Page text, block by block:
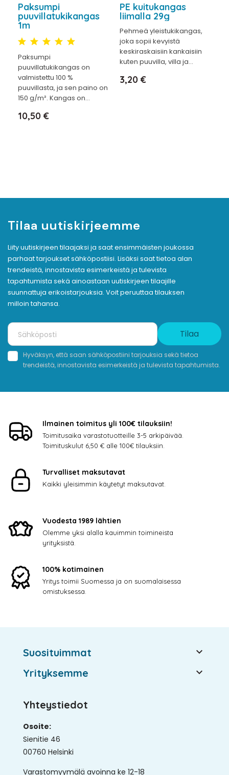
Paksumpi
puuvillatukikangas
1m
Paksumpi
puuvillatukikangas on
valmistettu 100 %
puuvillasta, ja sen paino on
150 g/m². Kangas on...
Hinta
10,50 €
PE kuitukangas
liimalla 29g
Pehmeä yleistukikangas,
joka sopii kevyistä
keskiraskaisiin kankaisiin
kuten puuvilla, villa ja...
Hinta
3,20 €
Tilaa uutiskirjeemme
Liity uutiskirjeen tilaajaksi ja saat ensimmäisten joukossa
parhaat tarjoukset sähköpostiisi. Lisäksi saat tietoa alan
trendeistä, innostavista esimerkeistä ja tulevista
tapahtumista sekä ainoastaan uutiskirjeen tilaajille
suunnattuja erikoistarjouksia. Voit peruuttaa tilauksen
milloin tahansa.
Tilaa
Hyväksyn, että saan sähköpostiini tarjouksia sekä tietoa
trendeistä, innostavista esimerkeistä ja tulevista tapahtumista.
Ilmainen toimitus yli 100€ tilauksiin!
Toimitusaika varastotuotteille 3-5 arkipäivää.
Toimituskulut 6,50 € alle 100€ tilauksiin.
Turvalliset maksutavat
Kaikki yleisimmin käytetyt maksutavat.
Vuodesta 1989 lähtien
Olemme yksi alalla kauimmin toimineista
yrityksistä.
100% kotimainen
Yritys toimii Suomessa ja on suomalaisessa
omistuksessa.
Suosituimmat 
Yrityksemme 
Yhteystiedot
Osoite:
Sienitie 46
00760 Helsinki
Varastomyymälä avoinna ke 12-18